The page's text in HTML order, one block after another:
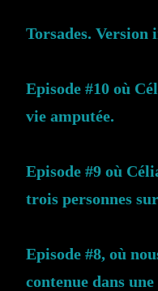
Torsades. Version
Episode #10 où
vie amputée.
Episode #9 où
trois personnes
Episode #8, où
contenue dans